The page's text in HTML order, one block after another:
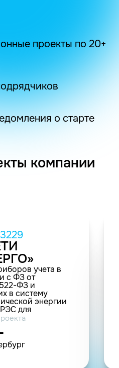
проекты по 20+
о старте
компании
учета в
с ФЗ от
ФЗ и
в систему
энергии
для
ООО
адресу: г.